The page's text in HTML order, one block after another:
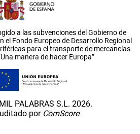
a las subvenciones del Gobierno de
el Fondo Europeo de Desarrollo Regional
para el transporte de mercancías
manera de hacer Europa”
PALABRAS S.L. 2026.
por ComScore